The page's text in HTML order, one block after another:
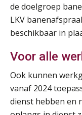
de doelgroep
LKV
beschikbaar in
Voor alle
Ook kunnen
vanaf 2024
dienst hebben en
26
AUG
26
AUG
27
AUG